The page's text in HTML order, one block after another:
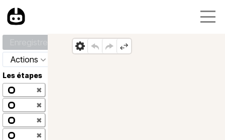
Actions
Les étapes
✖
✖
✖
✖